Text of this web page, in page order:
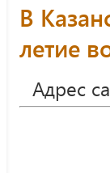
В
летие
Адрес